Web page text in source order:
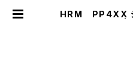
HRM PP4XX ジ